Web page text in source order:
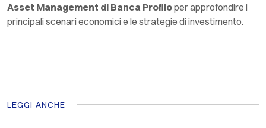
Asset Management di Banca Profiloper approfondire i
principali scenari economici e le strategie di investimento.
LEGGI ANCHE